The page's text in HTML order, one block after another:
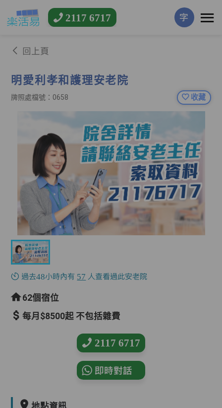
2117 6717 字
回上頁
明愛利孝和護理安老院
牌照處檔號：0658 收藏
過去48小時內有 57 人查看過此安老院
62個宿位
每月$8500起 不包括雜費
2117 6717
即時對話